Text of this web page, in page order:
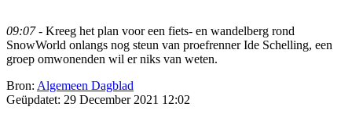
09:07- Kreeg het plan voor een fiets- en wandelberg rond
SnowWorld onlangs nog steun van proefrenner Ide Schelling, een
groep omwonenden wil er niks van weten.
Bron: Algemeen Dagblad
Geüpdatet: 29 December 2021 12:02